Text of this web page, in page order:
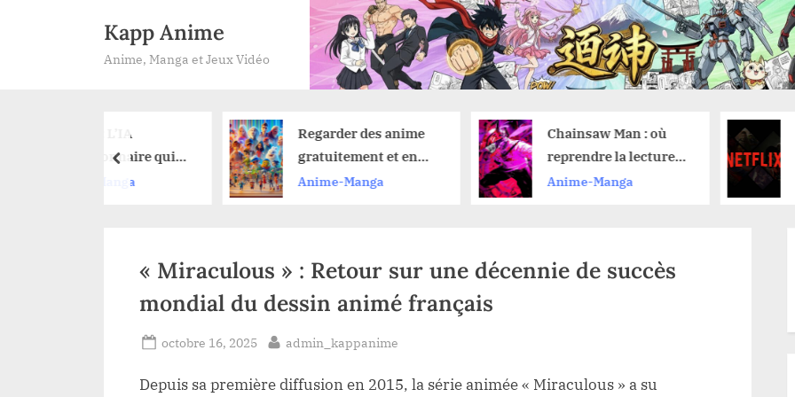
Kapp Anime
Anime, Manga et Jeux Vidéo
Regarder des anime
gratuitement et en
toute légalité : nos
astuces pour ne rien
Anime-Manga
Chainsaw Man : où
reprendre la lecture
du manga après avoir
vu le film de l’arc de
Anime-Manga
Février 2026 :
Découvrez les
nouveautés
Netflix et
Anime-Manga
prev
« Miraculous » : Retour sur une décennie de succès
mondial du dessin animé français
Posted
octobre 16, 2025 By
admin_kappanime
Depuis sa première diffusion en 2015, la série animée « Miraculous » a su